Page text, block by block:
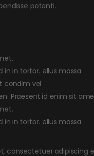
potenti.
in tortor. ellus massa.
condim vel
Praesent id enim sit
in tortor. ellus massa.
consectetuer adipiscing